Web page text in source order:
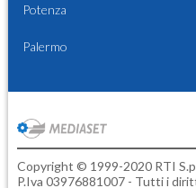
Potenza
Palermo
Copyright © 1999-2020 RTI
P.Iva 03976881007 - Tutti i